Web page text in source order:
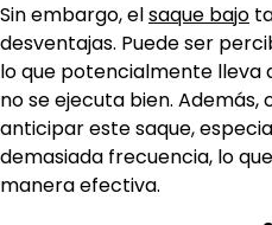
Sin embargo, elsaque bajo
desventajas. Puede ser
lo que potencialmente lleva
no se ejecuta bien.
anticipar este saque,
demasiada frecuencia, lo
manera efectiva.